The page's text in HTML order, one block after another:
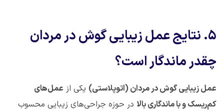
۵. نتایج عمل زیبایی گوش در مردان
چقدر ماندگار است؟
عمل زیبایی گوش در مردان (اتوپلاستی) یکی از عمل‌های
کم‌ریسک و با ماندگاری بالا در حوزه جراحی‌های زیبایی محسوب